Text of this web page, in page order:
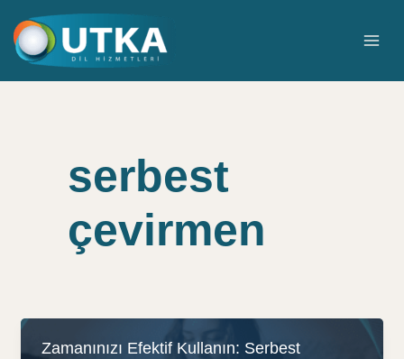
atla
serbest
çevirmen
Zamanınızı Efektif Kullanın: Serbest